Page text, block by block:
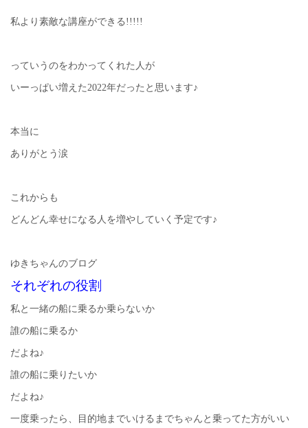
私より素敵な講座ができる!!!!!
っていうのをわかってくれた人が
いーっぱい増えた2022年だったと思います♪
本当に
ありがとう涙
これからも
どんどん幸せになる人を増やしていく予定です♪
ゆきちゃんのブログ
それぞれの役割
私と一緒の船に乗るか乗らないか
誰の船に乗るか
だよね♪
誰の船に乗りたいか
だよね♪
一度乗ったら、目的地までいけるまでちゃんと乗ってた方がいい